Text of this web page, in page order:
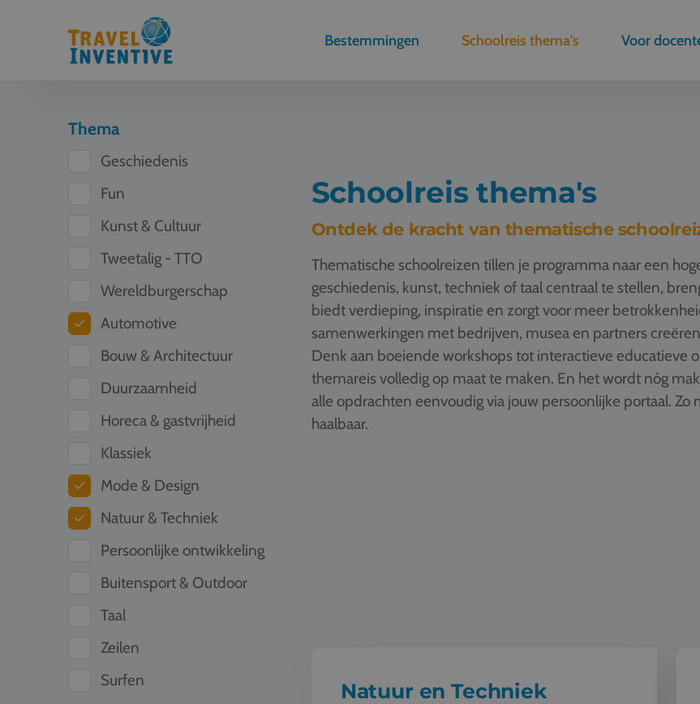
Bestemmingen Schoolreis thema's Voor
Thema
Geschiedenis
Fun
Kunst & Cultuur
Tweetalig - TTO
Wereldburgerschap
Automotive
Bouw & Architectuur
Duurzaamheid
Horeca & gastvrijheid
Klassiek
Mode & Design
Natuur & Techniek
Persoonlijke ontwikkeling
Buitensport & Outdoor
Taal
Zeilen
Surfen
Schoolreis thema's
Ontdek de kracht van thematische
Thematische schoolreizen tillen je programma naar een
geschiedenis, kunst, techniek of taal centraal te stellen,
biedt verdieping, inspiratie en zorgt voor meer
samenwerkingen met bedrijven, musea en partners
Denk aan boeiende workshops tot interactieve educatieve
themareis volledig op maat te maken. En het wordt nóg
alle opdrachten eenvoudig via jouw persoonlijke portaal.
haalbaar.
Natuur en Techniek